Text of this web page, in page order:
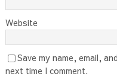
Website
Save my name, email,
next time I comment.